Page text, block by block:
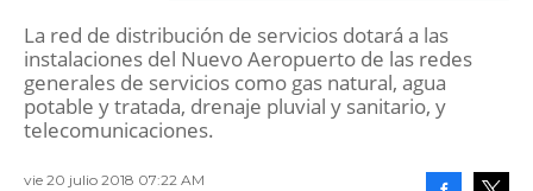
La red de distribución de servicios dotará a las
instalaciones del Nuevo Aeropuerto de las redes
generales de servicios como gas natural, agua
potable y tratada, drenaje pluvial y sanitario, y
telecomunicaciones.
vie 20 julio 2018 07:22 AM